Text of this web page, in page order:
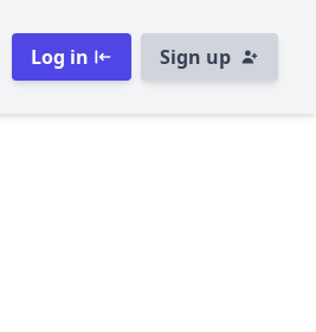
Log in Sign up